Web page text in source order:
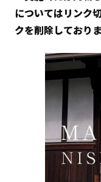
についてはリンク
クを削除しており